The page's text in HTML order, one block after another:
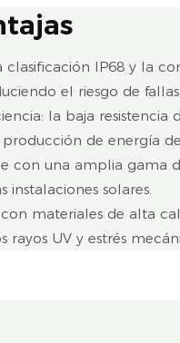
clasificación IP68 y la
el riesgo de
la baja
de energía
con una amplia gama
instalaciones solares.
materiales de alta
rayos UV y estrés